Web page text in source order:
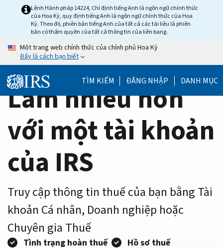
HomeLệnh Hành pháp 14224, Chỉ định tiếng Anh là ngôn ngữ chính thức
của Hoa Kỳ, quy định tiếng Anh là ngôn ngữ chính thức của Hoa
Kỳ. Theo đó, phiên bản tiếng Anh của tất cả các tài liệu là phiên
bản có thẩm quyền của tất cả thông tin của liên bang.
Một trang web chính thức của chính phủ Hoa Kỳ
Đây là cách bạn biết
TÌM KIẾM ĐĂNG NHẬP DANH MỤC
Làm nhiều hơn
với một tài khoản
của IRS
Truy cập thông tin thuế của bạn bằng Tài
khoản Cá nhân, Doanh nghiệp hoặc
Chuyên gia Thuế
Tình trạng hoàn thuế
Hồ sơ thuế